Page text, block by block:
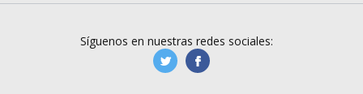
Síguenos en nuestras redes sociales:
manufacturaGE